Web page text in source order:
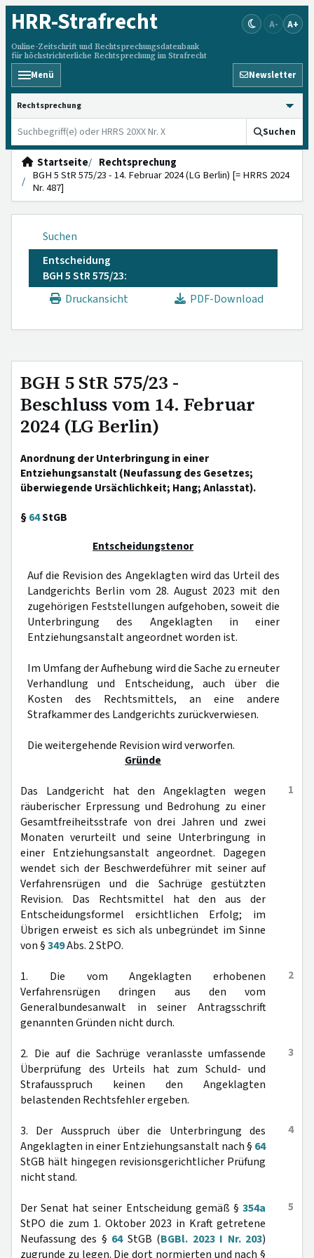
HRR-Strafrecht
Online-Zeitschrift und Rechtsprechungsdatenbank
für höchstrichterliche Rechtsprechung im Strafrecht
A- A+
Menü Newsletter
HRRS durchsuchen
Suchen
Startseite
Rechtsprechung
BGH 5 StR 575/23 - 14. Februar 2024 (LG Berlin) [= HRRS 2024
Nr. 487]
Suchen
Entscheidung
BGH 5 StR 575/23:
Druckansicht
PDF-Download
BGH 5 StR 575/23 -
Beschluss vom 14. Februar
2024 (LG Berlin)
Anordnung der Unterbringung in einer
Entziehungsanstalt (Neufassung des Gesetzes;
überwiegende Ursächlichkeit; Hang; Anlasstat).
§64StGB
Entscheidungstenor
Auf die Revision des Angeklagten wird das Urteil des
Landgerichts Berlin vom 28. August 2023 mit den
zugehörigen Feststellungen aufgehoben, soweit die
Unterbringung des Angeklagten in einer
Entziehungsanstalt angeordnet worden ist.
Im Umfang der Aufhebung wird die Sache zu erneuter
Verhandlung und Entscheidung, auch über die
Kosten des Rechtsmittels, an eine andere
Strafkammer des Landgerichts zurückverwiesen.
Die weitergehende Revision wird verworfen.
Gründe
1
Das Landgericht hat den Angeklagten wegen
räuberischer Erpressung und Bedrohung zu einer
Gesamtfreiheitsstrafe von drei Jahren und zwei
Monaten verurteilt und seine Unterbringung in
einer Entziehungsanstalt angeordnet. Dagegen
wendet sich der Beschwerdeführer mit seiner auf
Verfahrensrügen und die Sachrüge gestützten
Revision. Das Rechtsmittel hat den aus der
Entscheidungsformel ersichtlichen Erfolg; im
Übrigen erweist es sich als unbegründet im Sinne
von §349Abs. 2 StPO.
2
1. Die vom Angeklagten erhobenen
Verfahrensrügen dringen aus den vom
Generalbundesanwalt in seiner Antragsschrift
genannten Gründen nicht durch.
3
2. Die auf die Sachrüge veranlasste umfassende
Überprüfung des Urteils hat zum Schuld- und
Strafausspruch keinen den Angeklagten
belastenden Rechtsfehler ergeben.
4
3. Der Ausspruch über die Unterbringung des
Angeklagten in einer Entziehungsanstalt nach § 64
StGB hält hingegen revisionsgerichtlicher Prüfung
nicht stand.
5
Der Senat hat seiner Entscheidung gemäß § 354a
StPO die zum 1. Oktober 2023 in Kraft getretene
Neufassung des § 64StGB (BGBl. 2023 I Nr. 203)
zugrunde zu legen. Die dort normierten und nach §